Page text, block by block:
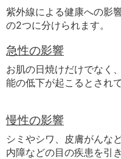
紫外線による健康への影
の2つに分けられます。
急性の影響
お肌の日焼けだけでなく、
能の低下が起こるとされ
慢性の影響
シミやシワ、 皮膚がんな
内障などの目の疾患を引